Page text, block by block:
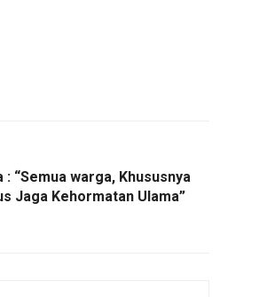
“Semua warga, Khususnya
Jaga Kehormatan Ulama”